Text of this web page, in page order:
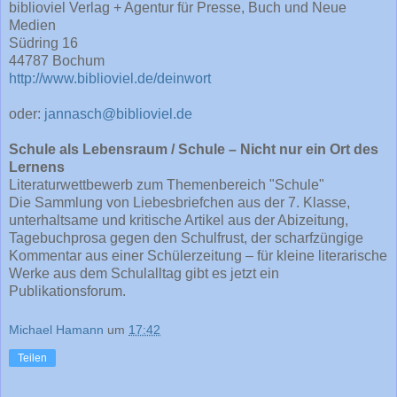
biblioviel Verlag + Agentur für Presse, Buch und Neue
Medien
Südring 16
44787 Bochum
http://www.biblioviel.de/deinwort
oder: jannasch@biblioviel.de
Schule als Lebensraum / Schule – Nicht nur ein Ort des
Lernens
Literaturwettbewerb zum Themenbereich "Schule"
Die Sammlung von Liebesbriefchen aus der 7. Klasse,
unterhaltsame und kritische Artikel aus der Abizeitung,
Tagebuchprosa gegen den Schulfrust, der scharfzüngige
Kommentar aus einer Schülerzeitung – für kleine literarische
Werke aus dem Schulalltag gibt es jetzt ein
Publikationsforum.
Michael Hamann um 17:42
Teilen